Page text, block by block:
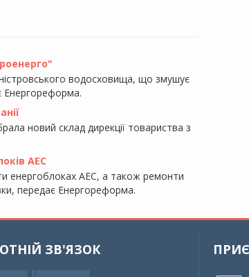
водосховища, що змушує
Енергореформа.
новий склад дирекції товариства з
АЕС
енергоблоках АЕС, а також ремонти
передає Енергореформа.
ЗВ'ЯЗОК